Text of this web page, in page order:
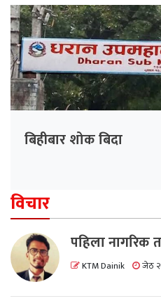
बिहीबार शोक बिदा
विचार
पहिला नागरिक
KTM Dainik जेठ